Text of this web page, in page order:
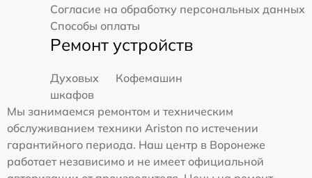
Согласие на обработку персональных данных
Способы оплаты
Ремонт устройств
Духовых
шкафов
Кофемашин
Мы занимаемся ремонтом и техническим
обслуживанием техники Ariston по истечении
гарантийного периода. Наш центр в Воронеже
работает независимо и не имеет официальной